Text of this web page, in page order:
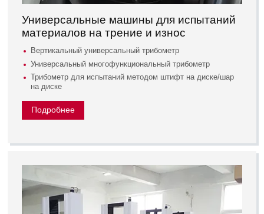
Универсальные машины для испытаний
материалов на трение и износ
Вертикальный универсальный трибометр
Универсальный многофункциональный трибометр
Трибометр для испытаний методом штифт на диске/шар
на диске
Подробнее